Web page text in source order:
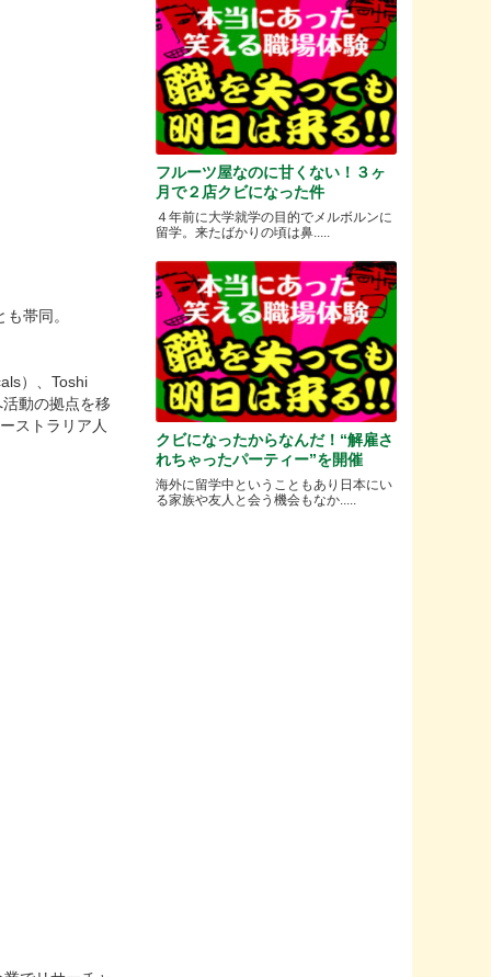
帯同。
）、Toshi
動の拠点を移
ストラリア人
フルーツ屋なのに甘くない！３ヶ
月で２店クビになった件
４年前に大学就学の目的でメルボルンに
留学。来たばかりの頃は鼻.....
クビになったからなんだ！“解雇さ
れちゃったパーティー”を開催
海外に留学中ということもあり日本にい
る家族や友人と会う機会もなか.....